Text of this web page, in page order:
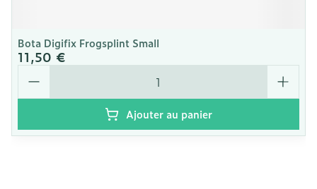
Bota Digifix Frogsplint Small
11,50 €
Quantité
Ajouter au panier